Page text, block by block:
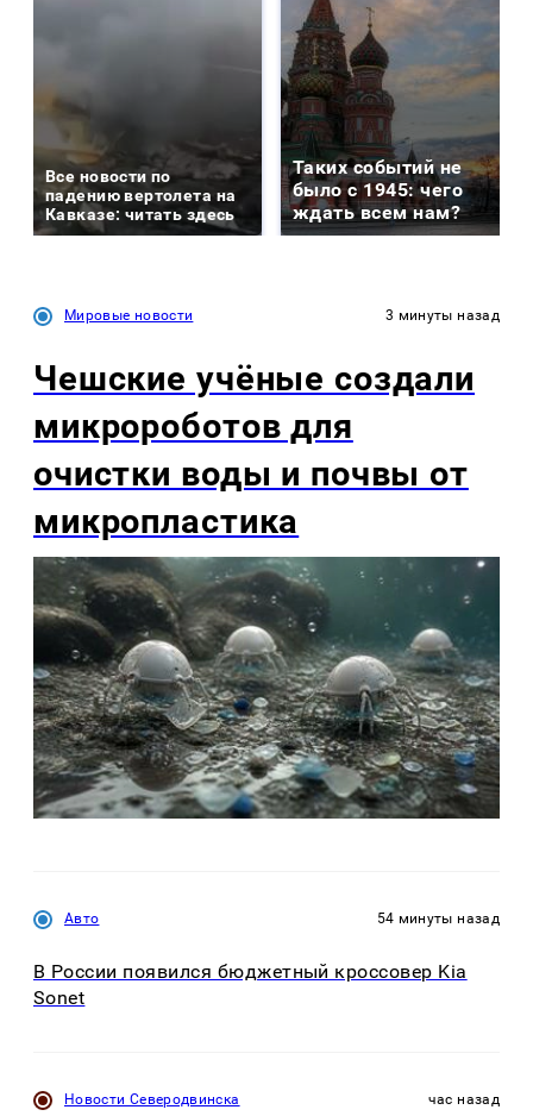
Все новости по
падению вертолета на
Кавказе: читать здесь
Таких событий не
было с 1945: чего
ждать всем нам?
Мировые новости 3 минуты назад
Чешские учёные создали
микророботов для
очистки воды и почвы от
микропластика
Авто 54 минуты назад
В России появился бюджетный кроссовер Kia
Sonet
Новости Северодвинска час назад